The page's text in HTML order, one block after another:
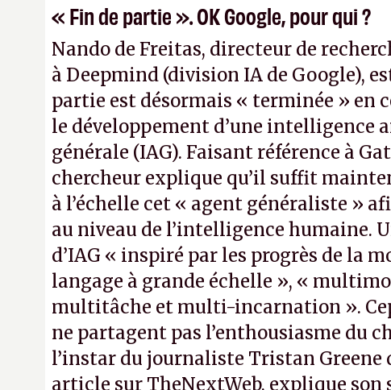
« Fin de partie ». OK Google, pour qui ?
Nando de Freitas, directeur de
à Deepmind (division IA de Google),
partie est désormais « terminée » en
le développement d’une intelligence
générale (IAG). Faisant référence à
chercheur explique qu’il suffit
à l’échelle cet « agent généraliste »
au niveau de l’intelligence humaine.
d’IAG « inspiré par les progrès de la
langage à grande échelle », «
multitâche et multi-incarnation ».
ne partagent pas l’enthousiasme du
l’instar du journaliste Tristan Greene
article sur TheNextWeb, explique son